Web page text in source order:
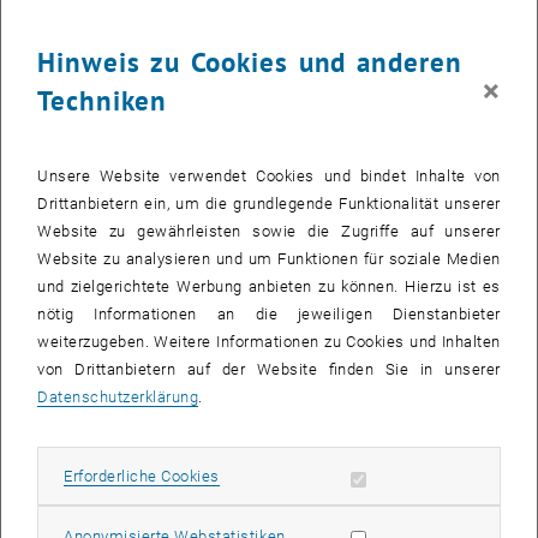
Was kann man in Mathematik heute noch forschen?
SEPT. 26
Veranstaltungstyp:
Veranstaltungsort:Kuppelsaal, TU Wien, 1040 Wien
Theaterstück “Das hat doch eine Frau erfunden!”
28 September 2026
28
SEPT. 26
Veranstaltungstyp:
Veranstaltungsort:TVFA Halle, 1040 Wien
Hinweis zu Cookies und anderen
Techniken
×
Unsere Website verwendet Cookies und bindet Inhalte von
Drittanbietern ein, um die grundlegende Funktionalität unserer
Website zu gewährleisten sowie die Zugriffe auf unserer
Website zu analysieren und um Funktionen für soziale Medien
und zielgerichtete Werbung anbieten zu können. Hierzu ist es
nötig Informationen an die jeweiligen Dienstanbieter
weiterzugeben. Weitere Informationen zu Cookies und Inhalten
von Drittanbietern auf der Website finden Sie in unserer
Datenschutzerklärung
Erforderliche Cookies Erforderliche Cookies zulassen